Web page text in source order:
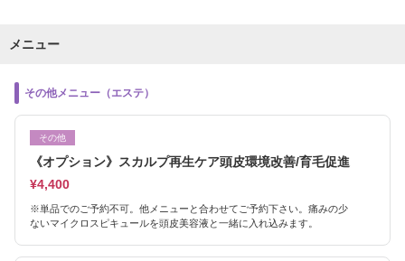
メニュー
その他メニュー（エステ）
その他
《オプション》スカルプ再生ケア頭皮環境改善/育毛促進
¥4,400
※単品でのご予約不可。他メニューと合わせてご予約下さい。痛みの少
ないマイクロスピキュールを頭皮美容液と一緒に入れ込みます。